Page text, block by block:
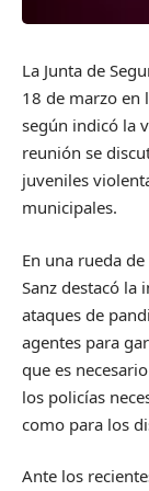
La Junta de
18 de marzo en
según indicó la
reunión se
juveniles
municipales.
En una rueda
Sanz destacó la
ataques de
agentes para
que es
los policías
como para los
Ante los